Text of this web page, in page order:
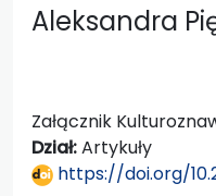
Aleksandra
Załącznik
Dział:Artykuły
https://doi.org/